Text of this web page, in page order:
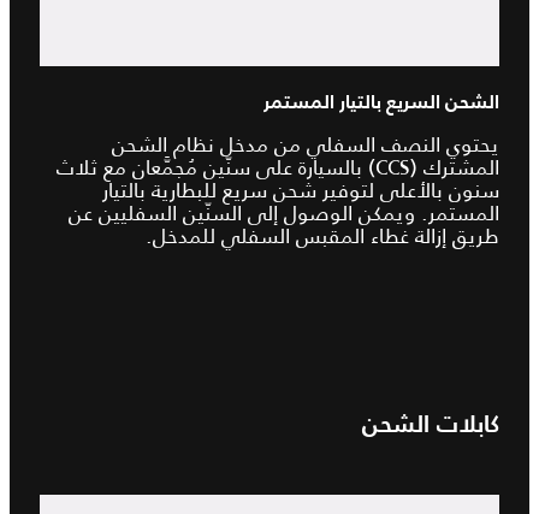
الشحن السريع بالتيار المستمر
يحتوي النصف السفلي من مدخل نظام الشحن
المشترك (CCS) بالسيارة على سنّين مُجمَّعان مع ثلاث
سنون بالأعلى لتوفير شحن سريع للبطارية بالتيار
المستمر. ويمكن الوصول إلى السنّين السفليين عن
طريق إزالة غطاء المقبس السفلي للمدخل.
كابلات الشحن